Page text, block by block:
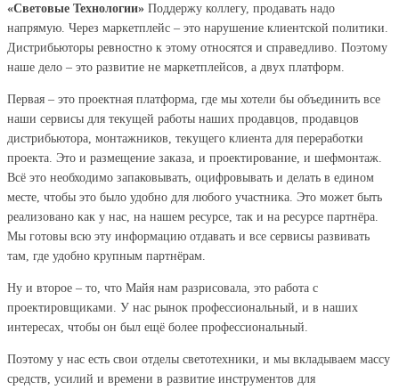
«Световые Технологии» Поддержу коллегу, продавать надо
напрямую. Через маркетплейс – это нарушение клиентской политики.
Дистрибьюторы ревностно к этому относятся и справедливо. Поэтому
наше дело – это развитие не маркетплейсов, а двух платформ.
Первая – это проектная платформа, где мы хотели бы объединить все
наши сервисы для текущей работы наших продавцов, продавцов
дистрибьютора, монтажников, текущего клиента для переработки
проекта. Это и размещение заказа, и проектирование, и шефмонтаж.
Всё это необходимо запаковывать, оцифровывать и делать в едином
месте, чтобы это было удобно для любого участника. Это может быть
реализовано как у нас, на нашем ресурсе, так и на ресурсе партнёра.
Мы готовы всю эту информацию отдавать и все сервисы развивать
там, где удобно крупным партнёрам.
Ну и второе – то, что Майя нам разрисовала, это работа с
проектировщиками. У нас рынок профессиональный, и в наших
интересах, чтобы он был ещё более профессиональный.
Поэтому у нас есть свои отделы светотехники, и мы вкладываем массу
средств, усилий и времени в развитие инструментов для